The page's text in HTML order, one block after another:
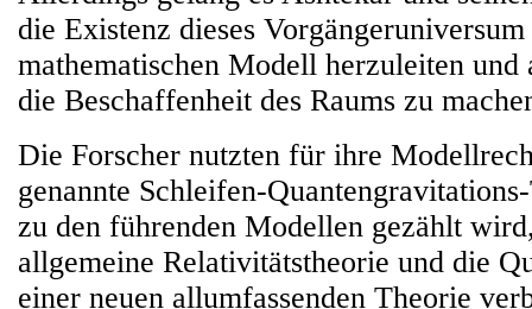
die Existenz dieses
mathematischen Modell herzuleiten und
die Beschaffenheit des Raums zu
Die Forscher nutzten für ihre
genannte Schleifen-
zu den führenden Modellen gezählt
allgemeine Relativitätstheorie und die
einer neuen allumfassenden Theorie